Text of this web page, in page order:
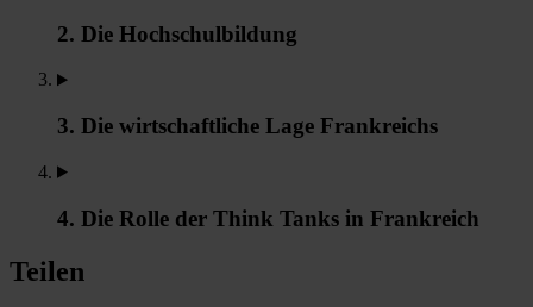
2. Die Hochschulbildung
3. Die wirtschaftliche Lage Frankreichs
4. Die Rolle der Think Tanks in Frankreich
Teilen